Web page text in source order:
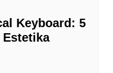
Keyboard: 5